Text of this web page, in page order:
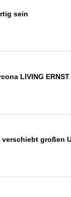
sein
LIVING
verschiebt großen